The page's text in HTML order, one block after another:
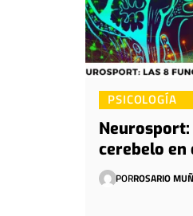
PSICOLOGÍA
cerebelo en
PORROSARIO